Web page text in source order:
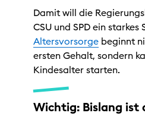
Damit will die
CSU und SPD ein starkes
Altersvorsorgebeginnt
ersten Gehalt, sondern
Kindesalter starten.
Wichtig: Bislang ist